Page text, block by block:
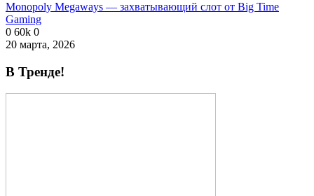
Monopoly Megaways — захватывающий слот от Big Time
Gaming
0 60k 0
20 марта, 2026
В Тренде!